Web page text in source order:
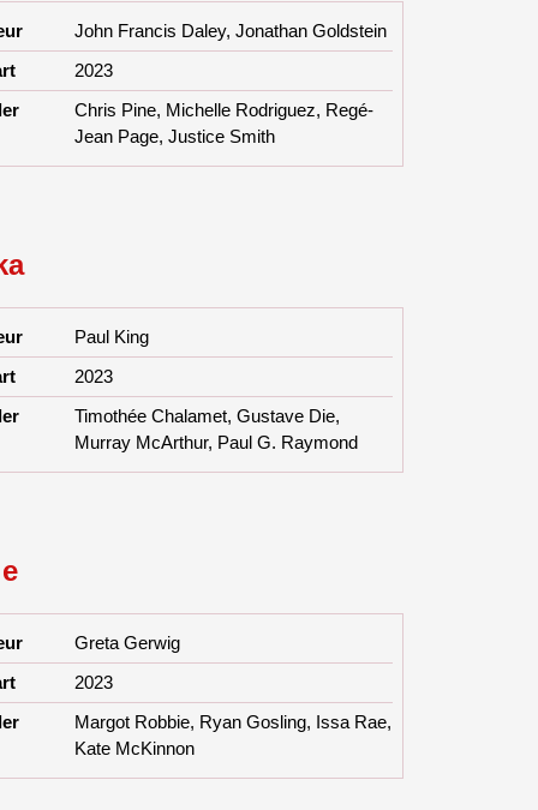
John Francis Daley, Jonathan Goldstein
2023
Chris Pine, Michelle Rodriguez, Regé-
Jean Page, Justice Smith
Paul King
2023
Timothée Chalamet, Gustave Die,
Murray McArthur, Paul G. Raymond
Greta Gerwig
2023
Margot Robbie, Ryan Gosling, Issa Rae,
Kate McKinnon